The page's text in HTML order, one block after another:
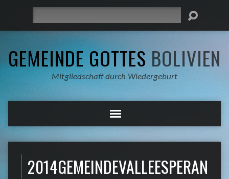
GEMEINDE GOTTES BOLIVIEN
Mitgliedschaft durch Wiedergeburt